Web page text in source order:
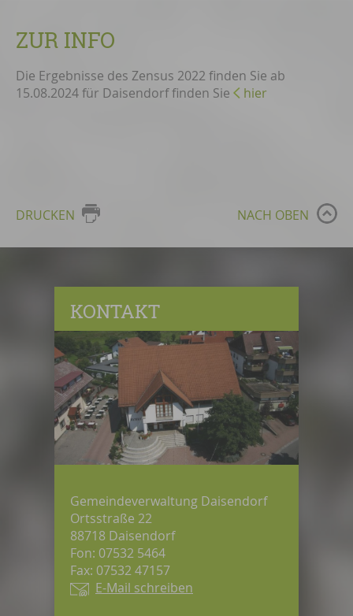
ZUR INFO
Die Ergebnisse des Zensus 2022 finden Sie ab
15.08.2024 für Daisendorf finden Sie
hier
DRUCKEN NACH OBEN
KONTAKT
Gemeindeverwaltung Daisendorf
Ortsstraße 22
88718 Daisendorf
Fon: 07532 5464
Fax: 07532 47157
E-Mail schreiben